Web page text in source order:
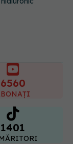
ar putea
boli majore
6560
1401